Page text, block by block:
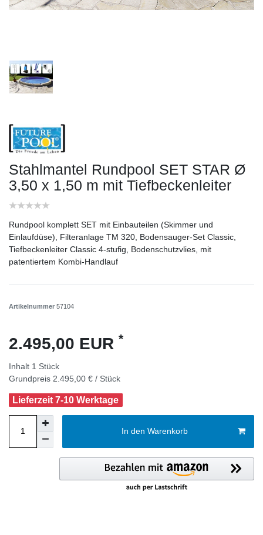
Stahlmantel Rundpool SET STAR Ø
3,50 x 1,50 m mit Tiefbeckenleiter
Rundpool komplett SET mit Einbauteilen (Skimmer und
Einlaufdüse), Filteranlage TM 320, Bodensauger-Set Classic,
Tiefbeckenleiter Classic 4-stufig, Bodenschutzvlies, mit
patentiertem Kombi-Handlauf
Artikelnummer 57104
2.495,00 EUR *
Inhalt 1 Stück
Grundpreis 2.495,00 € / Stück
Lieferzeit 7-10 Werktage
In den Warenkorb